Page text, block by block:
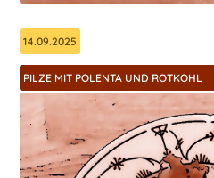
14.09.2025
PILZE MIT POLENTA UND ROTKOHL